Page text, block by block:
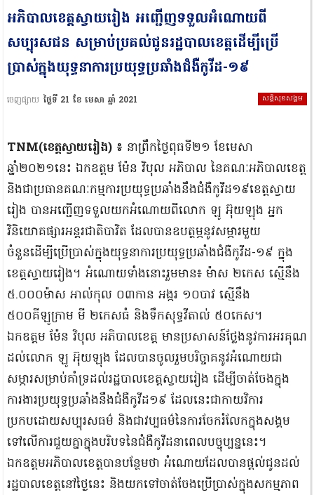
អភិបាលខេត្តស្វាយរៀង អញ្ជើញទទួលអំណោយពី
សប្បុរសជន សម្រាប់ប្រគល់ជូនរដ្ឋបាលខេត្តដើម្បីប្រើ
ប្រាស់ក្នុងយុទ្ធនាការប្រយុទ្ធប្រឆាំងជំងឺកូវីដ-១៩
សន្តិសុខសង្គម
ចេញផ្សាយ ថ្ងៃទី 21 ខែ មេសា ឆ្នាំ 2021
TNM(ខេត្តស្វាយរៀង) ៖ នាព្រឹកថ្ងៃពុធទី២១ ខែមេសា
ឆ្នាំ២០២១នេះ ឯកឧត្ដម ម៉ែន វិបុល អភិបាល នៃគណៈអភិបាលខេត្ត
និងជាប្រធានគណៈកម្មការប្រយុទ្ធប្រឆាំងនឹងជំងឺកូវីដ១៩ខេត្តស្វាយ
រៀង បានអញ្ជើញទទួលយកអំណោយពីលោក ឡូ អ៊ុយឡុង អ្នក
វិនិយោគផ្សារអន្តរជាតិបាវិត ដែលបានឧបត្ថម្ភនូវសម្ភារមួយ
ចំនួនដេីម្បីប្រេីប្រាស់ក្នុងយុទ្ធនាការប្រយុទ្ធប្រឆាំងជំងឺកូវីដ-១៩ ក្នុង
ខេត្តស្វាយរៀង​។ អំណោយទាំងនោះរួមមាន៖ ម៉ាស ២កេស ស្មេីនឹង
៥.០០០ម៉ាស អាល់កុល ០៣កាន អង្ករ ១០បាវ ស្មើនឹង
៥០០គីឡូក្រាម​​ មី ២កេសធំ និងទឹកសុទ្ធវីតាល់ ៥០កេស។
ឯកឧត្ដម ម៉ែន វិបុល អភិបាលខេត្ត មានប្រសាសន៍ថ្លែងនូវការអរគុណ
ដល់លោក ឡូ អ៊ុយឡុង ដែលបានចូលរួមបរិច្ចាគនូវអំណោយជា
សម្ភារសម្រាប់គាំទ្រដល់រដ្ឋបាលខេត្តស្វាយរៀង ដើម្បីចាត់ចែងក្នុង
ការងារប្រយុទ្ធប្រឆាំងនឹងជំងឺកូវីដ១៩ ដែលនេះជាកាយវិការ
ប្រកបដោយសប្បុរសធម៌ និងជាវប្បធម៌នៃការចែករំលែកក្នុងសង្គម​
ទៅលើការជួយគ្នាក្នុងបរិបទនៃជំងឺកូវីដនាពេលបច្ចុប្បន្ននេះ។
ឯកឧត្តមអភិបាលខេត្តបានបន្ថែមថា អំណោយដែលបានផ្ដល់ជូនដល់
រដ្ឋបាលខេត្តនៅថ្ងៃនេះ និងយកទៅចាត់ចែងប្រើប្រាស់ក្នុងសកម្មភាព